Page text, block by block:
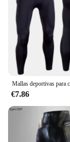
€7.86